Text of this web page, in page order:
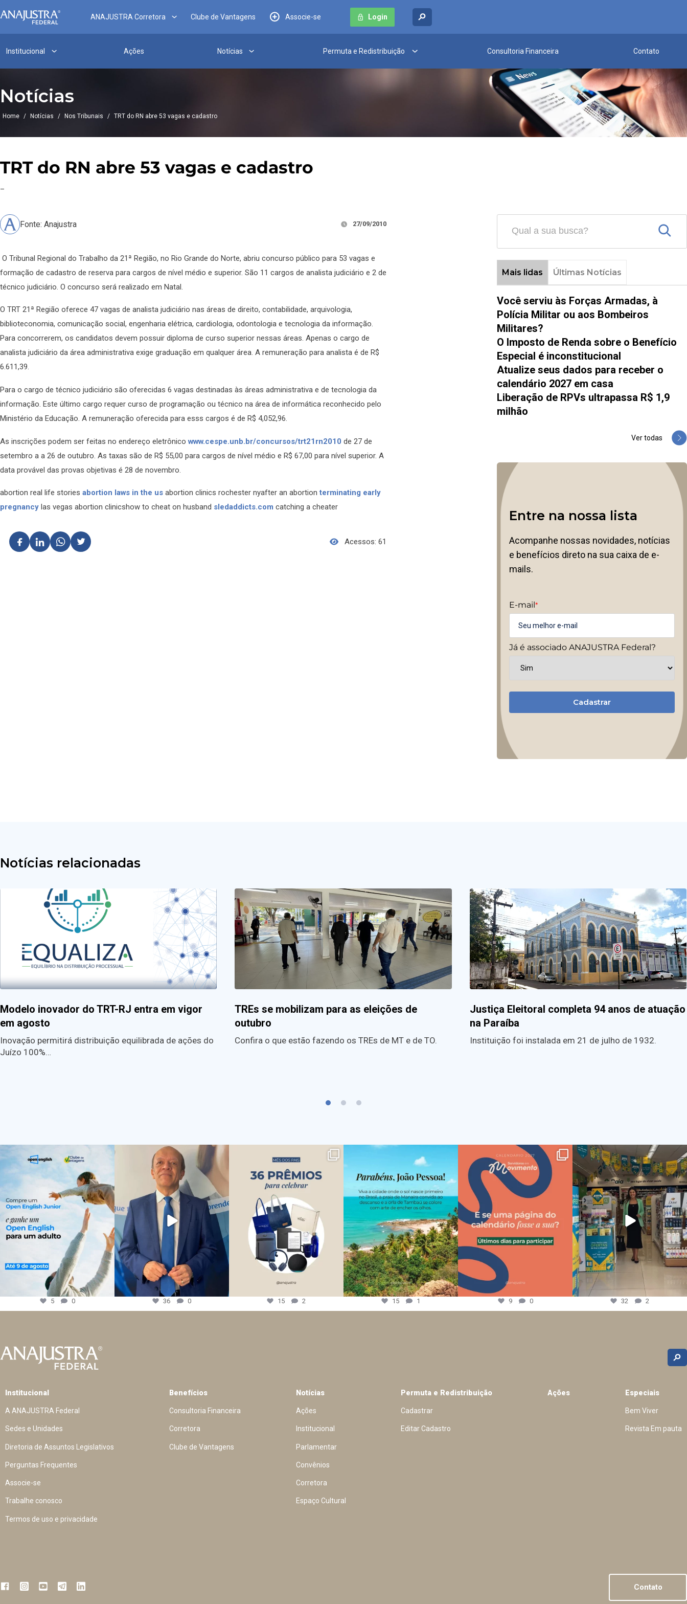
ANAJUSTRA Corretora Clube de Vantagens Associe-se Login
Institucional Ações Notícias Permuta e Redistribuição Consultoria Financeira Contato
Notícias
Home / Notícias / Nos Tribunais / TRT do RN abre 53 vagas e cadastro
TRT do RN abre 53 vagas e cadastro
–
Fonte: Anajustra 27/09/2010
O Tribunal Regional do Trabalho da 21ª Região, no Rio Grande do Norte, abriu concurso público para 53 vagas e
formação de cadastro de reserva para cargos de nível médio e superior. São 11 cargos de analista judiciário e 2 de
técnico judiciário. O concurso será realizado em Natal.
O TRT 21ª Região oferece 47 vagas de analista judiciário nas áreas de direito, contabilidade, arquivologia,
biblioteconomia, comunicação social, engenharia elétrica, cardiologia, odontologia e tecnologia da informação.
Para concorrerem, os candidatos devem possuir diploma de curso superior nessas áreas. Apenas o cargo de
analista judiciário da área administrativa exige graduação em qualquer área. A remuneração para analista é de R$
6.611,39.
Para o cargo de técnico judiciário são oferecidas 6 vagas destinadas às áreas administrativa e de tecnologia da
informação. Este último cargo requer curso de programação ou técnico na área de informática reconhecido pelo
Ministério da Educação. A remuneração oferecida para esss cargos é de R$ 4,052,96.
As inscrições podem ser feitas no endereço eletrônico www.cespe.unb.br/concursos/trt21rn2010 de 27 de
setembro a a 26 de outubro. As taxas são de R$ 55,00 para cargos de nível médio e R$ 67,00 para nível superior. A
data provável das provas objetivas é 28 de novembro.
abortion real life stories abortion laws in the us abortion clinics rochester nyafter an abortion terminating early
pregnancy las vegas abortion clinicshow to cheat on husband sledaddicts.com catching a cheater
Acessos: 61
Mais lidas Últimas Notícias
Você serviu às Forças Armadas, à
Polícia Militar ou aos Bombeiros
Militares?
O Imposto de Renda sobre o Benefício
Especial é inconstitucional
Atualize seus dados para receber o
calendário 2027 em casa
Liberação de RPVs ultrapassa R$ 1,9
milhão
Ver todas
Entre na nossa lista
Acompanhe nossas novidades, notícias
e benefícios direto na sua caixa de e-
mails.
E-mail *
Já é associado ANAJUSTRA Federal?
Cadastrar
Notícias relacionadas
Modelo inovador do TRT-RJ entra em vigor
em agosto
Inovação permitirá distribuição equilibrada de ações do
Juízo 100%…
TREs se mobilizam para as eleições de
outubro
Confira o que estão fazendo os TREs de MT e de TO.
Justiça Eleitoral completa 94 anos de atuação
na Paraíba
Instituição foi instalada em 21 de julho de 1932.
5 0 36 0 15 2 15 1 9 0 32 2
Institucional
A ANAJUSTRA Federal
Sedes e Unidades
Diretoria de Assuntos Legislativos
Perguntas Frequentes
Associe-se
Trabalhe conosco
Termos de uso e privacidade
Benefícios
Consultoria Financeira
Corretora
Clube de Vantagens
Notícias
Ações
Institucional
Parlamentar
Convênios
Corretora
Espaço Cultural
Permuta e Redistribuição
Cadastrar
Editar Cadastro
Ações Especiais
Bem Viver
Revista Em pauta
Contato